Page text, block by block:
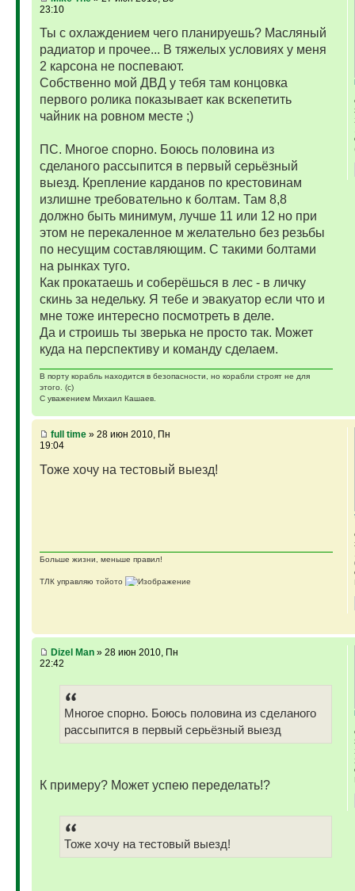
23:10
Ты с охлаждением чего планируешь? Масляный
радиатор и прочее... В тяжелых условиях у меня
2 карсона не поспевают.
Собственно мой ДВД у тебя там концовка
первого ролика показывает как вскепетить
чайник на ровном месте ;)
ПС. Многое спорно. Боюсь половина из
сделаного рассыпится в первый серьёзный
выезд. Крепление карданов по крестовинам
излишне требовательно к болтам. Там 8,8
должно быть минимум, лучше 11 или 12 но при
этом не перекаленное м желательно без резьбы
по несущим составляющим. С такими болтами
на рынках туго.
Как прокатаешь и соберёшься в лес - в личку
скинь за недельку. Я тебе и эвакуатор если что и
мне тоже интересно посмотреть в деле.
Да и строишь ты зверька не просто так. Может
куда на перспективу и команду сделаем.
В порту корабль находится в безопасности, но корабли строят не для
этого. (с)
С уважением Михаил Кашаев.
full time» 28 июн 2010, Пн
19:04
Тоже хочу на тестовый выезд!
Больше жизни, меньше правил!
ТЛК управляю тойото
Dizel Man» 28 июн 2010, Пн
22:42
Многое спорно. Боюсь половина из сделаного
рассыпится в первый серьёзный выезд
К примеру? Может успею переделать!?
Тоже хочу на тестовый выезд!